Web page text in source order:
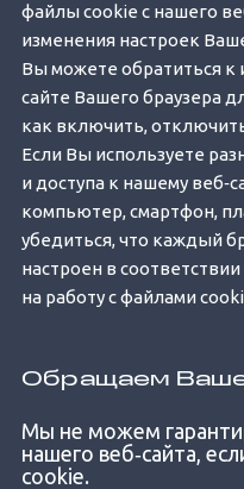
файлы cookie с нашего
изменения настроек
Вы можете обратиться к
сайте Вашего браузера
как включить,
Если Вы используете
и доступа к нашему
компьютер, смартфон,
убедиться, что каждый
настроен в
на работу с файлами
Обращаем
Mы не можем
нашего веб‐сайта,
cookie.